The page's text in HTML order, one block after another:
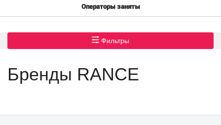
Операторы заняты
Фильтры
Бренды RANCE